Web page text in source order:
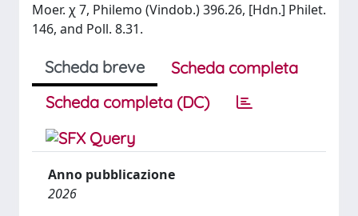
Moer. χ 7, Philemo (Vindob.) 396.26, [Hdn.] Philet.
146, and Poll. 8.31.
Scheda breve
Scheda completa
Scheda completa (DC)
Anno pubblicazione
2026